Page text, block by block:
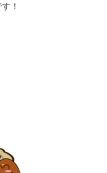
！